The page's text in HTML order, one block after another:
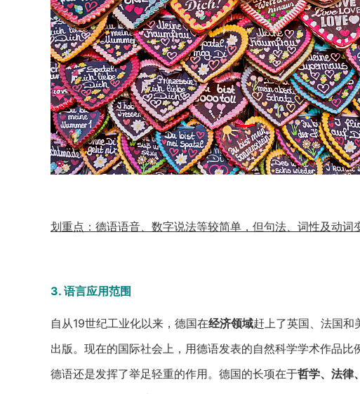
划重点：德语语音、数字说法等较简单，但句法、词性及动词
3. 语言应用范围
自从19世纪工业化以来，德国在经济领域赶上了英国、法国和
出版。现在的国际社会上，用德语发表的自然科学学术作品比
德语还是发挥了举足轻重的作用。德国的长项在于哲学、法律